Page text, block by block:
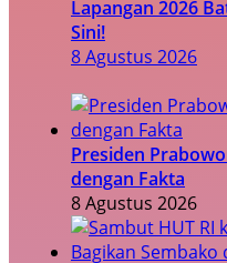
Lapangan 2026
Sini!
8 Agustus 2026
Presiden
dengan Fakta
8 Agustus 2026